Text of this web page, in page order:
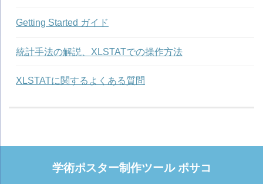
Getting Started ガイド
統計手法の解説、XLSTATでの操作方法
XLSTATに関するよくある質問
学術ポスター制作ツール ポサコ